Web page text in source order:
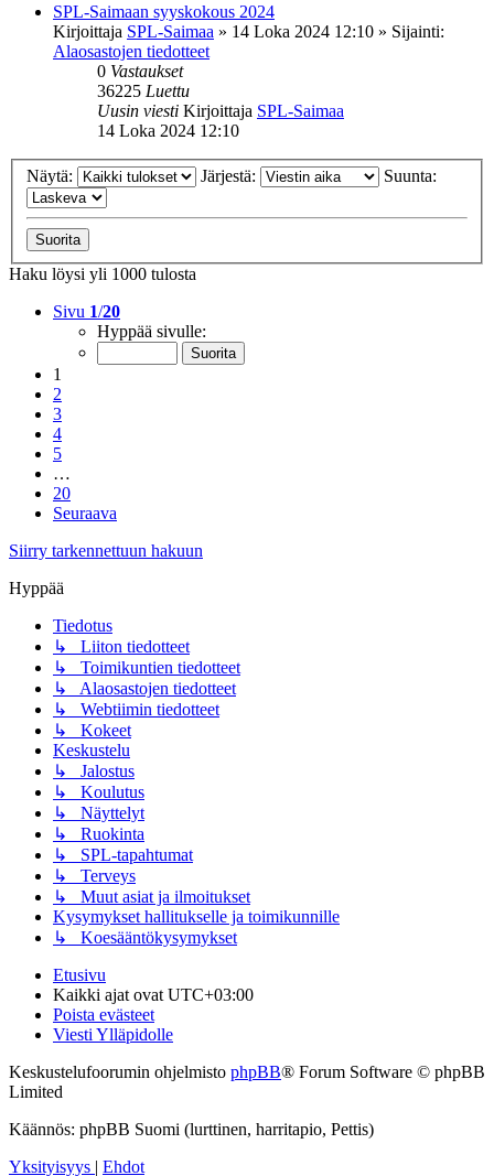
SPL-Saimaan syyskokous 2024
Kirjoittaja SPL-Saimaa » 14 Loka 2024 12:10 » Sijainti:
Alaosastojen tiedotteet
0 Vastaukset
36225 Luettu
Uusin viesti Kirjoittaja SPL-Saimaa
14 Loka 2024 12:10
Näytä: Järjestä: Suunta:
Haku löysi yli 1000 tulosta
Sivu 1/20
Hyppää sivulle:
1
2
3
4
5
…
20
Seuraava
Siirry tarkennettuun hakuun
Hyppää
Tiedotus
↳ Liiton tiedotteet
↳ Toimikuntien tiedotteet
↳ Alaosastojen tiedotteet
↳ Webtiimin tiedotteet
↳ Kokeet
Keskustelu
↳ Jalostus
↳ Koulutus
↳ Näyttelyt
↳ Ruokinta
↳ SPL-tapahtumat
↳ Terveys
↳ Muut asiat ja ilmoitukset
Kysymykset hallitukselle ja toimikunnille
↳ Koesääntökysymykset
Etusivu
Kaikki ajat ovatUTC+03:00
Poista evästeet
Viesti Ylläpidolle
Keskustelufoorumin ohjelmisto phpBB® Forum Software © phpBB
Limited
Käännös: phpBB Suomi (lurttinen, harritapio, Pettis)
Yksityisyys
Ehdot